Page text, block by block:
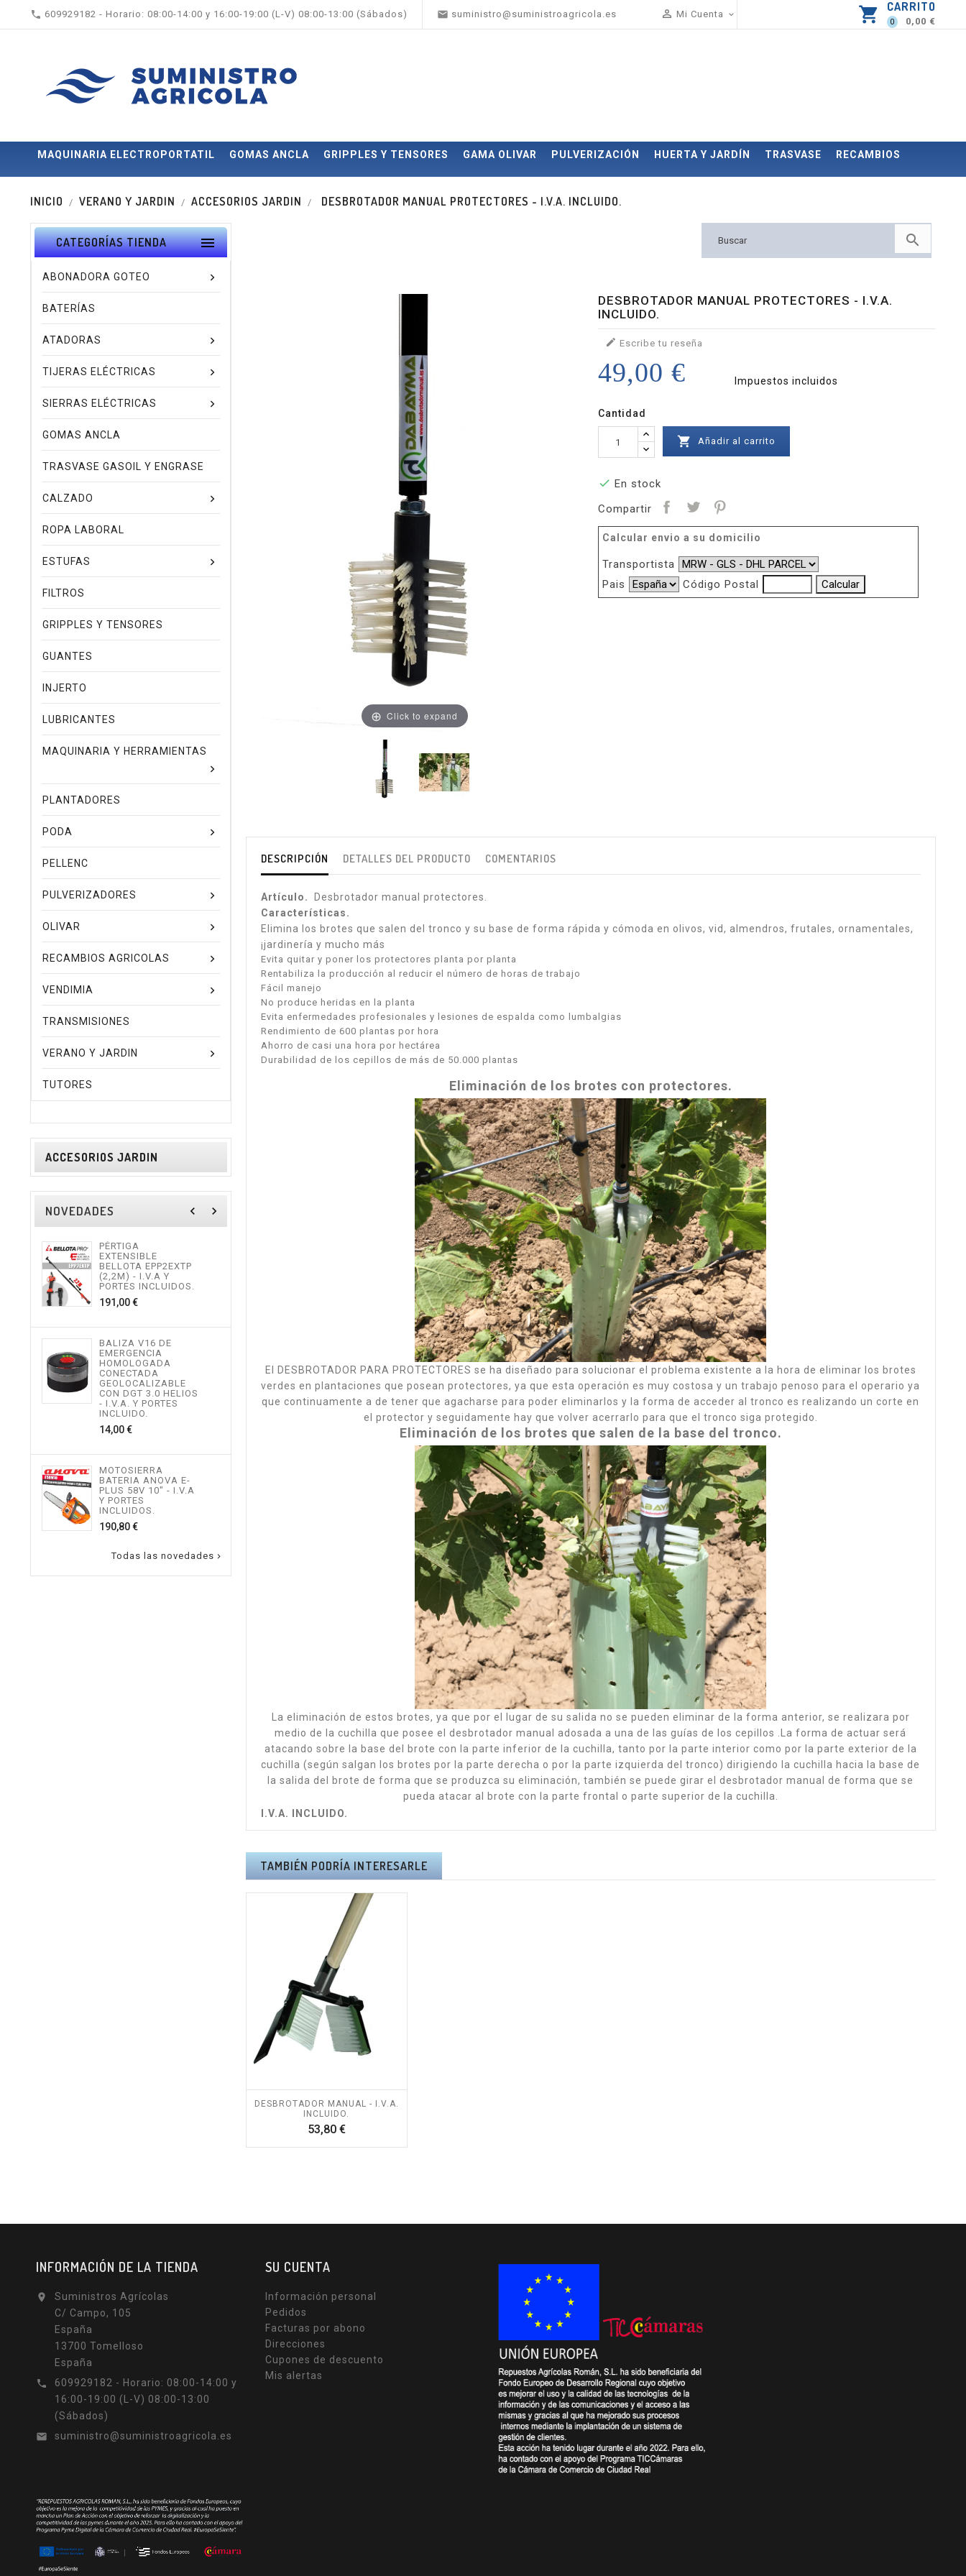
 609929182 - Horario: 08:00-14:00 y 16:00-19:00 (L-V) 08:00-13:00 (Sábados)  suministro@suministroagricola.es  Mi Cuenta  shopping_cart CARRITO
0 0,00 €
MAQUINARIA ELECTROPORTATIL GOMAS ANCLA GRIPPLES Y TENSORES GAMA OLIVAR PULVERIZACIÓN HUERTA Y JARDÍN TRASVASE RECAMBIOS
INICIO VERANO Y JARDIN ACCESORIOS JARDIN DESBROTADOR MANUAL PROTECTORES - I.V.A. INCLUIDO.
CATEGORÍAS TIENDA 
ABONADORA GOTEO
BATERÍAS
ATADORAS
TIJERAS ELÉCTRICAS
SIERRAS ELÉCTRICAS
GOMAS ANCLA
TRASVASE GASOIL Y ENGRASE
CALZADO
ROPA LABORAL
ESTUFAS
FILTROS
GRIPPLES Y TENSORES
GUANTES
INJERTO
LUBRICANTES
MAQUINARIA Y HERRAMIENTAS
PLANTADORES
PODA
PELLENC
PULVERIZADORES
OLIVAR
RECAMBIOS AGRICOLAS
VENDIMIA
TRANSMISIONES
VERANO Y JARDIN
TUTORES
ACCESORIOS JARDIN
NOVEDADES navigate_before navigate_next
PÉRTIGA
EXTENSIBLE
BELLOTA EPP2EXTP
(2,2M) - I.V.A Y
PORTES INCLUIDOS.
191,00 €Precio
BALIZA V16 DE
EMERGENCIA
HOMOLOGADA
CONECTADA
GEOLOCALIZABLE
CON DGT 3.0 HELIOS
- I.V.A. Y PORTES
INCLUIDO.
14,00 €Precio
MOTOSIERRA
BATERIA ANOVA E-
PLUS 58V 10" - I.V.A
Y PORTES
INCLUIDOS.
190,80 €Precio
I.V.A Y PORTES
INCLUIDOS.
496,10 €Precio
KIT ALTUNA PODA A
BATERÍA AFKIT -
I.V.A + PORTES
INCLUIDOS.
199,65 €Precio
TIJERA ELÉCTRICA
ALTUNA AF37 - I.V.A
Y PORTES
INCLUIDOS.
Precio
PACK BAHCO TIJERA
BCL23 +
BCL104 - I.V.A Y
PORTES INCLUIDOS.
508,20 €Precio
Todas las novedades 

Click to expand
DESBROTADOR MANUAL PROTECTORES - I.V.A.
INCLUIDO.
 Escribe tu reseña
49,00 € Impuestos incluidos
Cantidad
 Añadir al carrito
 En stock
Compartir
Calcular envio a su domicilio
Transportista
Pais
Código Postal
DESCRIPCIÓN DETALLES DEL PRODUCTO COMENTARIOS
Artículo.
Desbrotador manual protectores.
Características.
Elimina los brotes que salen del tronco y su base de forma rápida y cómoda en olivos, vid, almendros, frutales, ornamentales,
¡jardinería y mucho más
Evita quitar y poner los protectores planta por planta
Rentabiliza la producción al reducir el número de horas de trabajo
Fácil manejo
No produce heridas en la planta
Evita enfermedades profesionales y lesiones de espalda como lumbalgias
Rendimiento de 600 plantas por hora
Ahorro de casi una hora por hectárea
Durabilidad de los cepillos de más de 50.000 plantas
Eliminación de los brotes con protectores.
El DESBROTADOR PARA PROTECTORES se ha diseñado para solucionar el problema existente a la hora de eliminar los brotes
verdes en plantaciones que posean protectores, ya que esta operación es muy costosa y un trabajo penoso para el operario ya
que continuamente a de tener que agacharse para poder eliminarlos y la forma de acceder al tronco es realizando un corte en
el protector y seguidamente hay que volver acerrarlo para que el tronco siga protegido.
Eliminación de los brotes que salen de la base del tronco.
La eliminación de estos brotes, ya que por el lugar de su salida no se pueden eliminar de la forma anterior, se realizara por
medio de la cuchilla que posee el desbrotador manual adosada a una de las guías de los cepillos .La forma de actuar será
atacando sobre la base del brote con la parte inferior de la cuchilla, tanto por la parte interior como por la parte exterior de la
cuchilla (según salgan los brotes por la parte derecha o por la parte izquierda del tronco) dirigiendo la cuchilla hacia la base de
la salida del brote de forma que se produzca su eliminación, también se puede girar el desbrotador manual de forma que se
pueda atacar al brote con la parte frontal o parte superior de la cuchilla.
I.V.A. INCLUIDO.
TAMBIÉN PODRÍA INTERESARLE
DESBROTADOR MANUAL - I.V.A.
INCLUIDO.
53,80 €Precio
INFORMACIÓN DE LA TIENDA

Suministros Agrícolas
C/ Campo, 105
España
13700 Tomelloso
España

609929182 - Horario: 08:00-14:00 y
16:00-19:00 (L-V) 08:00-13:00
(Sábados)

suministro@suministroagricola.es
SU CUENTA
Información personal
Pedidos
Facturas por abono
Direcciones
Cupones de descuento
Mis alertas